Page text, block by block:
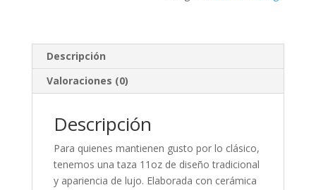
Descripción
Valoraciones (0)
Descripción
Para quienes mantienen gusto por lo clásico,
tenemos una taza 11oz de diseño tradicional
y apariencia de lujo. Elaborada con cerámica